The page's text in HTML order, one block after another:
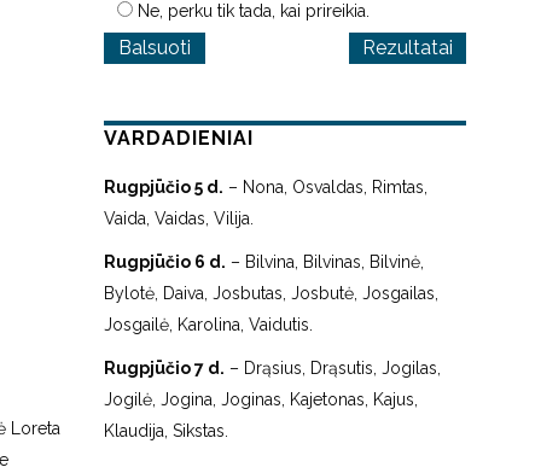
Loreta
Ne, perku tik tada, kai prireikia.
Rezultatai
VARDADIENIAI
Rugpjūčio 5 d. – Nona, Osvaldas, Rimtas,
Vaida, Vaidas, Vilija.
Rugpjūčio 6 d. – Bilvina, Bilvinas, Bilvinė,
Bylotė, Daiva, Josbutas, Josbutė, Josgailas,
Josgailė, Karolina, Vaidutis.
Rugpjūčio 7 d. – Drąsius, Drąsutis, Jogilas,
Jogilė, Jogina, Joginas, Kajetonas, Kajus,
Klaudija, Sikstas.